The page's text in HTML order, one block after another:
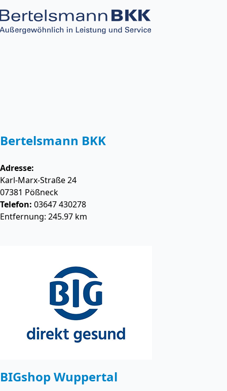
Bertelsmann BKK
Adresse:
Karl-Marx-Straße 24
07381 Pößneck
Telefon: 03647 430278
Entfernung: 245.97 km
BIGshop Wuppertal